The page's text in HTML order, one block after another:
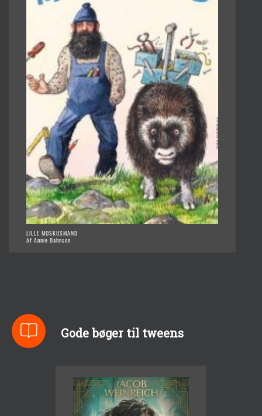
LILLE MOSKUSMAND
Af Annie Bahnson
Gode bøger til tweens